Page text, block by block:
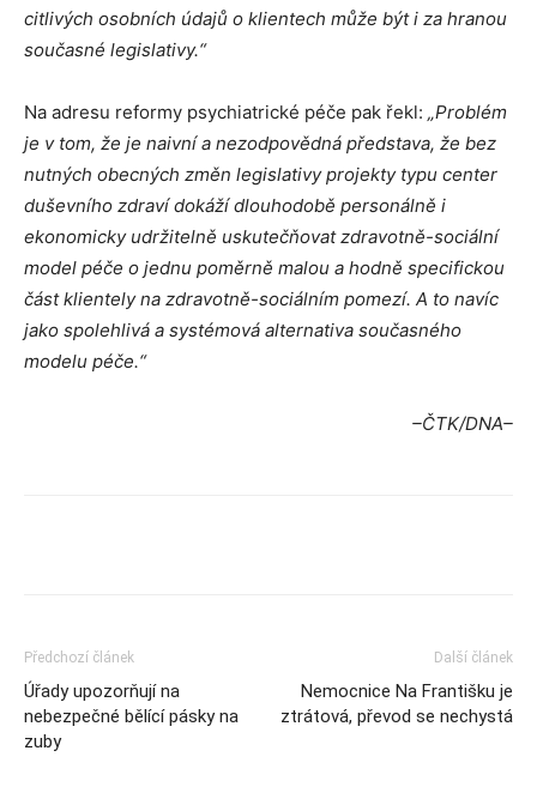
citlivých osobních údajů o klientech může být i za hranou
současné legislativy.“
Na adresu reformy psychiatrické péče pak řekl: „Problém
je v tom, že je naivní a nezodpovědná představa, že bez
nutných obecných změn legislativy projekty typu center
duševního zdraví dokáží dlouhodobě personálně i
ekonomicky udržitelně uskutečňovat zdravotně-sociální
model péče o jednu poměrně malou a hodně specifickou
část klientely na zdravotně-sociálním pomezí. A to navíc
jako spolehlivá a systémová alternativa současného
modelu péče.“
–ČTK/DNA–
Předchozí článek
Úřady upozorňují na
nebezpečné bělící pásky na
zuby
Další článek
Nemocnice Na Františku je
ztrátová, převod se nechystá